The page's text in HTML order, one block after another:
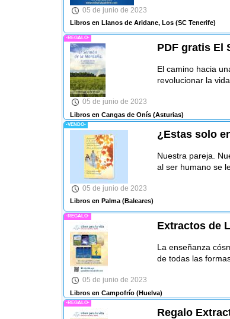
05 de junio de 2023
Libros en Llanos de Aridane, Los(SC Tenerife)
-REGALO-
PDF gratis El
El camino hacia
revolucionar la
05 de junio de 2023
Libros en Cangas de Onís(Asturias)
-VENDO-
¿Estas solo
Nuestra pareja.
al ser humano se
05 de junio de 2023
Libros en Palma(Baleares)
-REGALO-
Extractos de
La enseñanza
de todas las
05 de junio de 2023
Libros en Campofrío(Huelva)
-REGALO-
Regalo